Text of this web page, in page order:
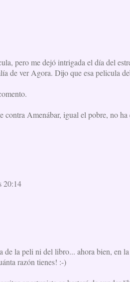
pero me dejó intrigada el día del
de ver Agora. Dijo que esa pelicula
contra Amenábar, igual el pobre, no
20:14
de la peli ni del libro... ahora bien, en
razón tienes! :-)